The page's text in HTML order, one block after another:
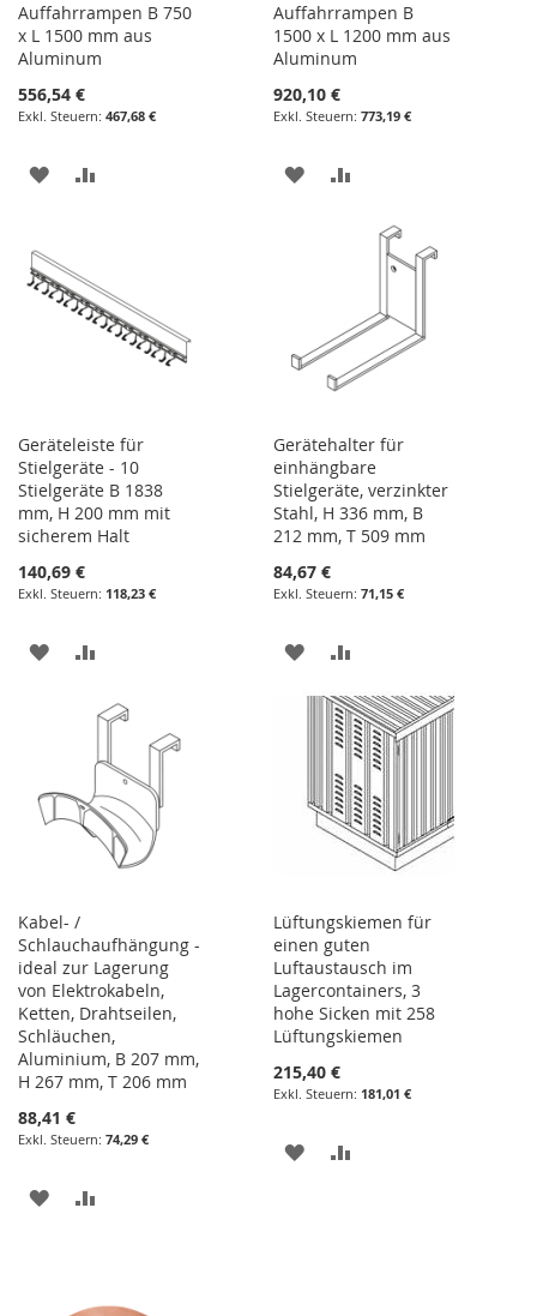
Auffahrrampen B 750
x L 1500 mm aus
Aluminum
556,54 €
467,68 €
ZUR
HINZUFÜGEN
Auffahrrampen B
1500 x L 1200 mm aus
Aluminum
920,10 €
773,19 €
ZUR
HINZUFÜGEN
HINZUFÜGEN
Geräteleiste für
Stielgeräte - 10
Stielgeräte B 1838
mm, H 200 mm mit
sicherem Halt
140,69 €
118,23 €
ZUR
HINZUFÜGEN
HINZUFÜGEN
Gerätehalter für
einhängbare
Stielgeräte, verzinkter
Stahl, H 336 mm, B
212 mm, T 509 mm
84,67 €
71,15 €
ZUR
WUNSCHLISTE
HINZUFÜGEN
VERGLEICHSLISTE
HINZUFÜGEN
Kabel- /
Schlauchaufhängung -
ideal zur Lagerung
von Elektrokabeln,
Ketten, Drahtseilen,
Schläuchen,
Aluminium, B 207 mm,
H 267 mm, T 206 mm
88,41 €
74,29 €
ZUR
Lüftungskiemen für
einen guten
Luftaustausch im
Lagercontainers, 3
hohe Sicken mit 258
Lüftungskiemen
215,40 €
181,01 €
ZUR